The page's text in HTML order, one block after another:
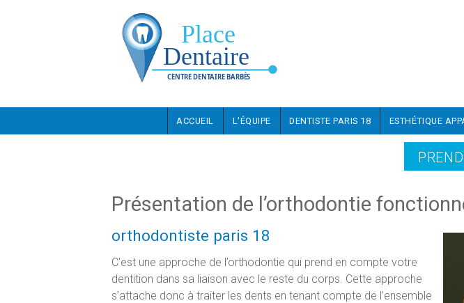
ACCUEIL L'ÉQUIPE DENTISTE PARIS 18 ESTHÉTIQUE
Présentation de l’orthodontie
orthodontiste paris 18
C'est une approche de l’orthodontie qui prend en compte votre
dentition dans sa liaison avec le reste du corps. Cette approche
s’attache donc à traiter les dents en tenant compte de l’ensemble